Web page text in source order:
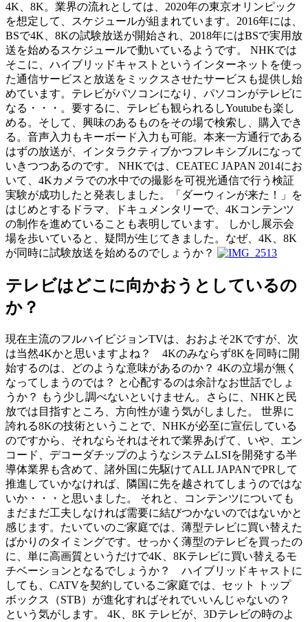
4K、8K。業界の流れとしては、2020年の東京オリンピック
を想定して、スケジュールが組まれています。2016年には、
BSで4K、8Kの試験放送が開始され、2018年にはBSで実用放
送を始めるスケジュールで動いているようです。 NHKでは
そこに、ハイブリッドキャストというインターネットを使っ
た通信サービスと放送をミックスさせたサービスも提供し始
めています。テレビがパソコンになり、パソコンがテレビに
なる・・・。要するに、テレビも観られるしYoutubeも楽し
める。そして、興味のあるものをその場で検索し、購入でき
る。音声入力もキーボード入力も可能。本来一方通行である
はずの放送が、インタラクティブかつフレキシブルになって
いきつつあるのです。 NHKでは、CEATEC JAPAN 2014にお
いて、4Kカメラでの水中での撮影を可視光通信で行う検証
実験が成功したと発表しました。「ダーウィンが来た！」を
はじめとするドラマ、ドキュメンタリーで、4Kコンテンツ
の制作を進めていることも表明しています。 しかし展示会
場を歩いていると、疑問が生じてきました。なぜ、4K、8K
が同時に試験放送を始めるのでしょうか？
テレビはどこに向かおうとしているの
か？
現在主流のフルハイビジョンTVは、おおよそ2Kですが、次
は当然4Kかと思いますよね？ 4Kのみならず8Kを同時に開
始するのは、どのような意味があるのか？ 4Kの立場が無く
なってしまうのでは？ と心配するのは余計なお世話でしょ
うか？ もう少し調べないといけません。さらに、NHKと民
放では目指すところ、方向性が違う気がしました。 世界に
誇れる8Kの技術ということで、NHKが必至に宣伝している
のですから、それならそれはそれで業界あげて、いや、エン
コード、デコーダチップのようなシステムLSIを開発する半
導体業界も含めて、諸外国に先駆けてALL JAPANでPRして
推進していかなければ、隣国に先を越されてしまうのではな
いか・・・と思いました。 それと、コンテンツについても
まだまだ工夫しなければ需要に結びつかないのではないかと
感じます。たいていのご家庭では、薄型テレビに買い替えた
ばかりのタイミングです。せっかく薄型のテレビを買ったの
に、単に高画質というだけで4K、8Kテレビに買い替えるモ
チベーションとなるでしょうか？ ハイブリッドキャストに
しても、CATVを契約しているご家庭では、セット トップ
ボックス（STB）が進化すればそれでいいんじゃないの？
という気がします。 4K、8K テレビが、3Dテレビの時のよ